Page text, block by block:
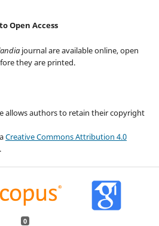
Open Access
journal are available online, open
they are printed.
allows authors to retain their copyright
Creative Commons Attribution 4.0
0